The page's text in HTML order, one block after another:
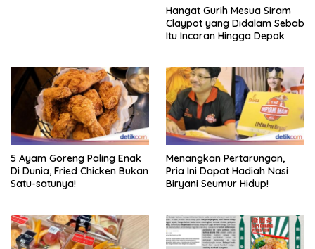
Hangat Gurih Mesua Siram
Claypot yang Didalam Sebab
Itu Incaran Hingga Depok
5 Ayam Goreng Paling Enak
Di Dunia, Fried Chicken Bukan
Satu-satunya!
Menangkan Pertarungan,
Pria Ini Dapat Hadiah Nasi
Biryani Seumur Hidup!